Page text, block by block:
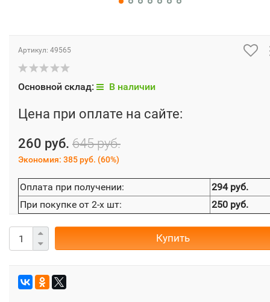
Артикул: 49565
Основной склад: В наличии
Цена при оплате на сайте:
260 руб. 645 руб.
Экономия: 385 руб. (60%)
Оплата при получении:
294 руб.
При покупке от 2-х шт:
250 руб.
Купить